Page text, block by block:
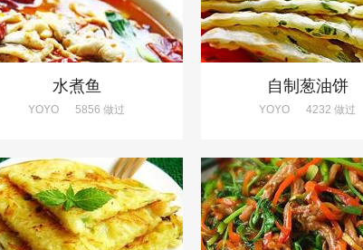
水煮鱼
YOYO 5856 做过
自制葱油饼
YOYO 4232 做过